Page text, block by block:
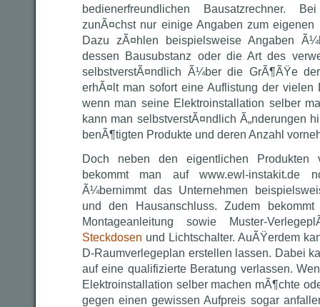
bedienerfreundlichen Bausatzrechner.
zunÃ¤chst nur einige Angaben zum eigenen
Dazu zÃ¤hlen beispielsweise Angaben
dessen Bausubstanz oder die Art des
selbstverstÃ¤ndlich Ã¼ber die GrÃ¶ÃŸe
erhÃ¤lt man sofort eine Auflistung der vielen
wenn man seine Elektroinstallation selber
kann man selbstverstÃ¤ndlich Ã„nderungen
benÃ¶tigten Produkte und deren Anzahl
Doch neben den eigentlichen Produkten
bekommt man auf www.ewl-instakit.de
Ã¼bernimmt das Unternehmen
und den Hausanschluss. Zudem
Montageanleitung sowie Muster-
Steckdosen und Lichtschalter. AuÃŸerdem
D-Raumverlegeplan erstellen lassen. Dabei
auf eine qualifizierte Beratung verlassen.
Elektroinstallation selber machen mÃ¶chte
gegen einen gewissen Aufpreis sogar